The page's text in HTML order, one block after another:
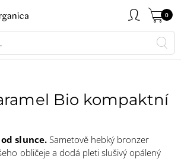
0
Bio kompaktní
slunce.Sametově hebký bronzer
obličeje a dodá pleti slušivý opálený